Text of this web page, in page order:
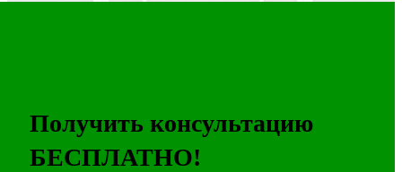
Получить консультацию
БЕСПЛАТНО!